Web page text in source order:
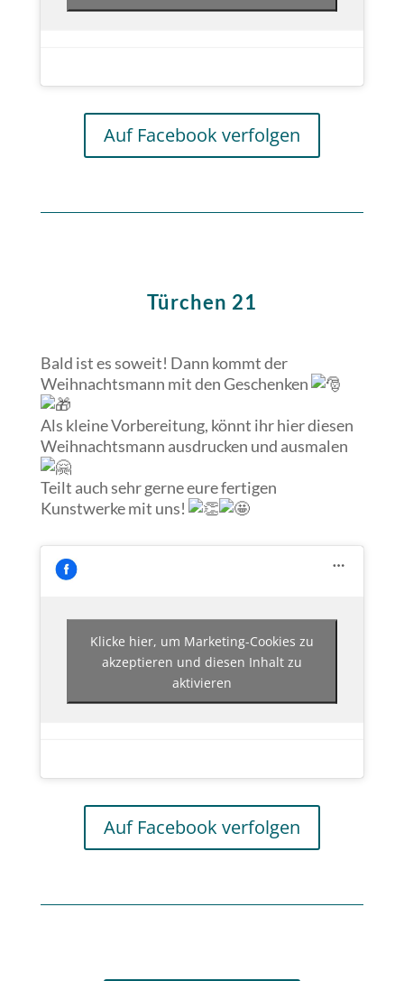
Auf Facebook verfolgen
Türchen 21
Bald ist es soweit! Dann kommt der
Weihnachtsmann mit den Geschenken
Als kleine Vorbereitung, könnt ihr hier diesen
Weihnachtsmann ausdrucken und ausmalen
Teilt auch sehr gerne eure fertigen
Kunstwerke mit uns!
Klicke hier, um Marketing-Cookies zu
akzeptieren und diesen Inhalt zu
aktivieren
Auf Facebook verfolgen